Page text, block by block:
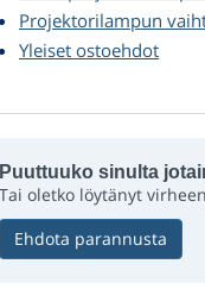
Projektorilampun
Yleiset ostoehdot
Puuttuuko sinulta
Tai oletko löytänyt
Ehdota parannusta